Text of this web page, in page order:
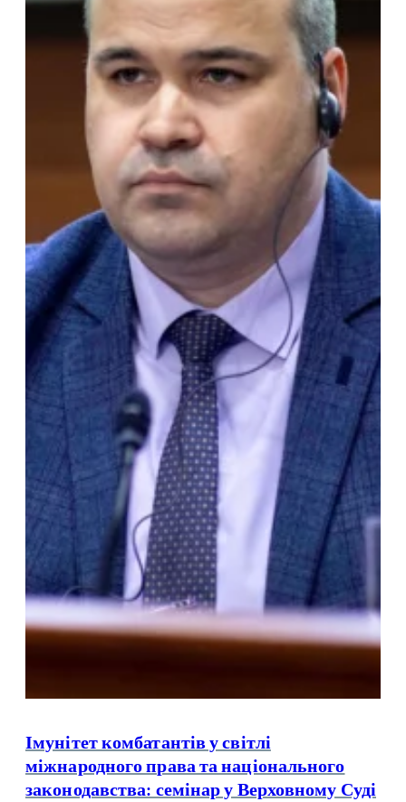
Імунітет комбатантів у світлі
міжнародного права та національного
законодавства: семінар у Верховному Суді